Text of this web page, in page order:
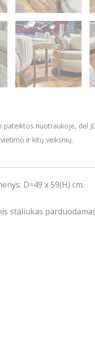
pateiktos nuotraukoje, dėl
ir kitų veiksnių.
D=49 x 59(H) cm.
staliukas